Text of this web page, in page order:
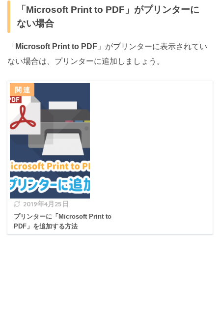
「Microsoft Print to PDF」がプリンターに
ない場合
「 Microsoft Print to PDF 」がプリンターに表示されてい
ない場合は、プリンターに追加しましょう。
2019年4月25日
プリンターに「Microsoft Print to
PDF」を追加する方法